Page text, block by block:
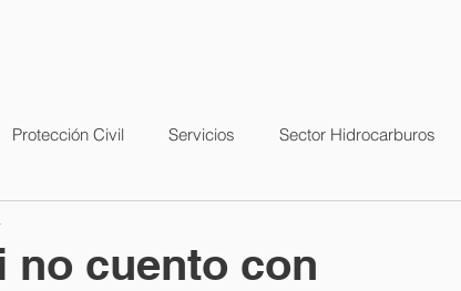
Protección Civil Servicios Sector Hidrocarburos
no cuento con